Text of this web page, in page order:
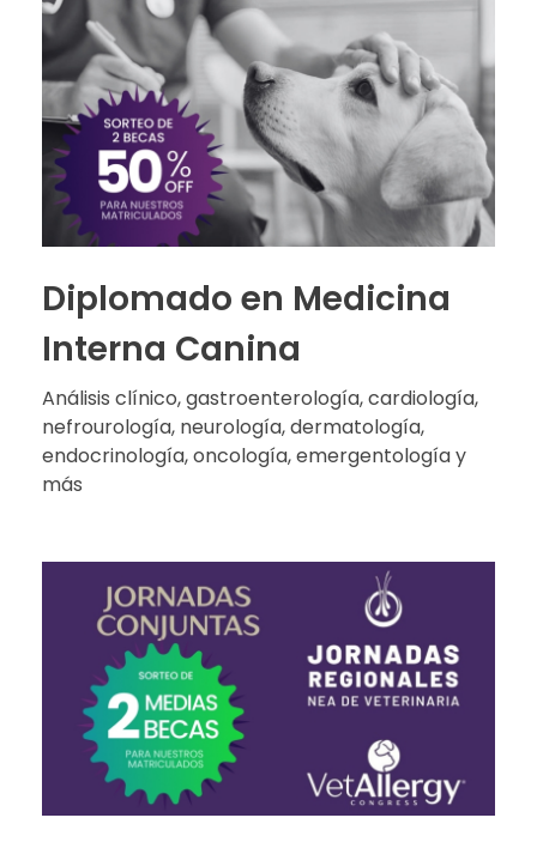
Diplomado en Medicina
Interna Canina
Análisis clínico, gastroenterología, cardiología,
nefrourología, neurología, dermatología,
endocrinología, oncología, emergentología y
más